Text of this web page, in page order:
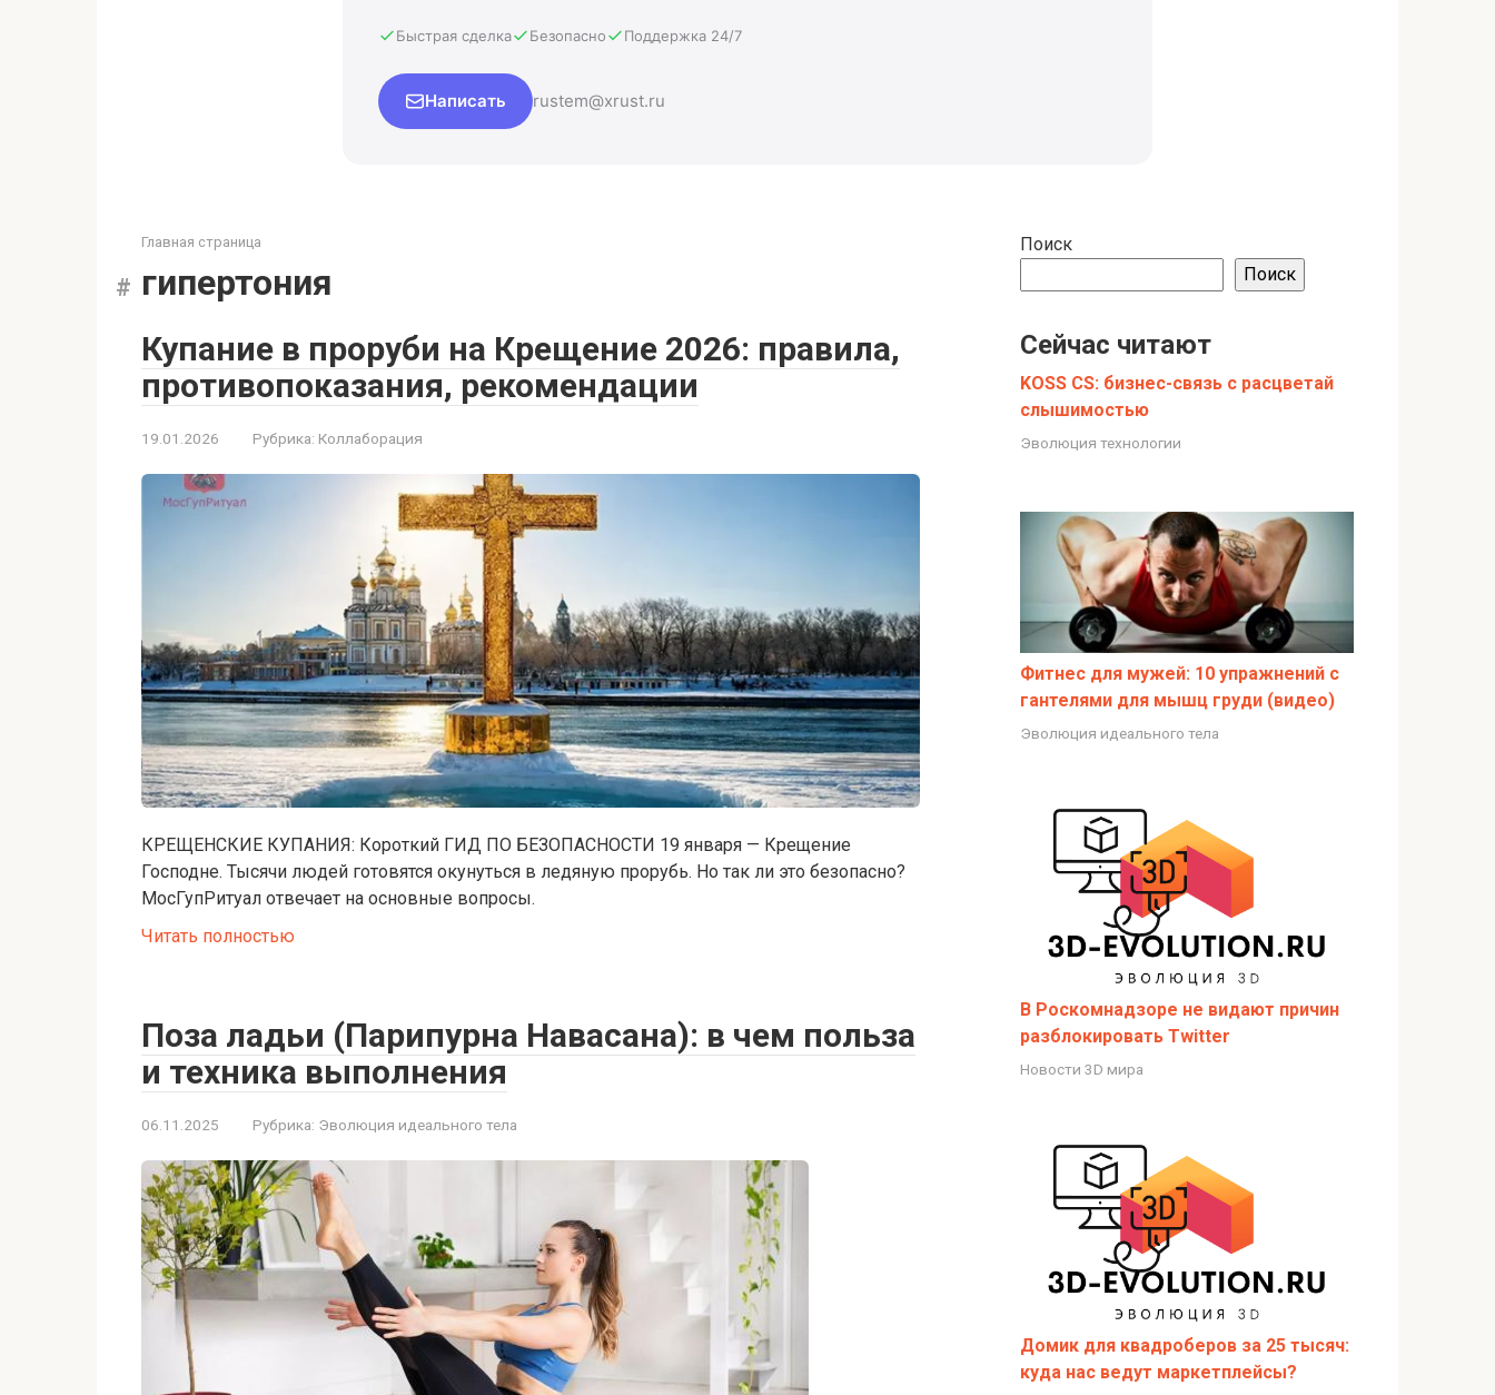
Быстрая сделка Безопасно Поддержка 24/7
Написать rustem@xrust.ru
Главная страница
гипертония
Купание в проруби на Крещение 2026: правила,
противопоказания, рекомендации
19.01.2026 Рубрика: Коллаборация
КРЕЩЕНСКИЕ КУПАНИЯ: Короткий ГИД ПО БЕЗОПАСНОСТИ 19 января — Крещение
Господне. Тысячи людей готовятся окунуться в ледяную прорубь. Но так ли это безопасно?
МосГупРитуал отвечает на основные вопросы.
Читать полностью
Поза ладьи (Парипурна Навасана): в чем польза
и техника выполнения
06.11.2025 Рубрика: Эволюция идеального тела
Поиск
Поиск
Сейчас читают
KOSS CS: бизнес-связь с расцветай
слышимостью
Эволюция технологии
Фитнес для мужей: 10 упражнений с
гантелями для мышц груди (видео)
Эволюция идеального тела
В Роскомнадзоре не видают причин
разблокировать Twitter
Новости 3D мира
Домик для квадроберов за 25 тысяч:
куда нас ведут маркетплейсы?